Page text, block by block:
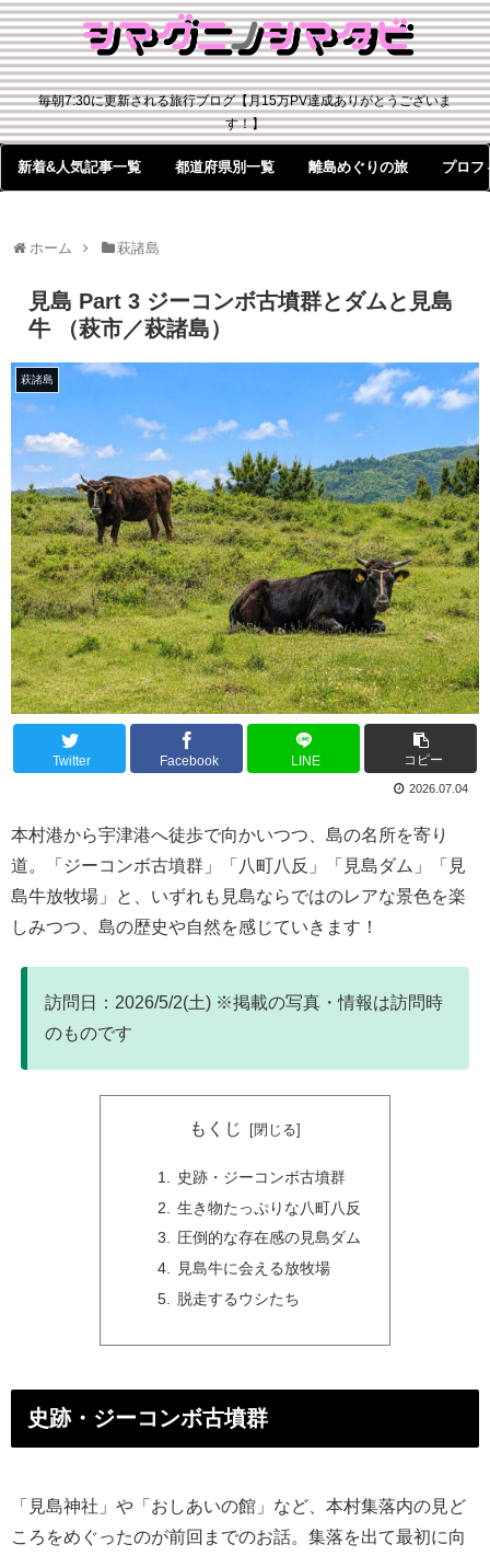
毎朝7:30に更新される旅行ブログ【月15万PV達成ありがとうございま
す！】
新着&人気記事一覧 都道府県別一覧 離島めぐりの旅 プロフ
ホーム 萩諸島
見島 Part 3 ジーコンボ古墳群とダムと見島
牛 （萩市／萩諸島）
萩諸島
Twitter Facebook LINE コピー
2026.07.04
本村港から宇津港へ徒歩で向かいつつ、島の名所を寄り
道。「ジーコンボ古墳群」「八町八反」「見島ダム」「見
島牛放牧場」と、いずれも見島ならではのレアな景色を楽
しみつつ、島の歴史や自然を感じていきます！
訪問日：2026/5/2(土) ※掲載の写真・情報は訪問時
のものです
もくじ
史跡・ジーコンボ古墳群
生き物たっぷりな八町八反
圧倒的な存在感の見島ダム
見島牛に会える放牧場
脱走するウシたち
史跡・ジーコンボ古墳群
「見島神社」や「おしあいの館」など、本村集落内の見ど
ころをめぐったのが前回までのお話。集落を出て最初に向